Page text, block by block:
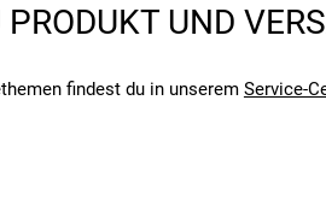
Komponenten bei Fahrrädern
UND
findest du in unserem Service-